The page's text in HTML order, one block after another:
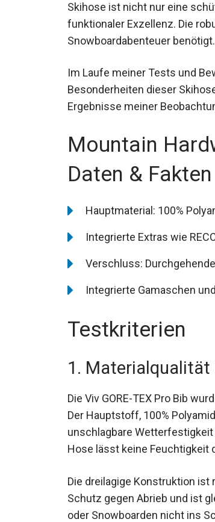
Skihose ist nicht nur eine
Zeugnis funktionaler
anspruchsvolle Ski- und
Im Laufe meiner Tests und
Besonderheiten dieser
Ergebnisse meiner
Mountain
Skihose Daten
Hauptmaterial: 100%
Integrierte Extras wie
Verschluss:
Integrierte Gamaschen
Testkriterien
1.
Die Viv GORE-TEX Pro Bib
Der Hauptstoff, 100%
unschlagbare Wetterfestigkeit
Hose lässt keine Feuchtigkeit
Die dreilagige Konstruktion
Schutz gegen Abrieb und ist
oder Snowboarden nicht ins